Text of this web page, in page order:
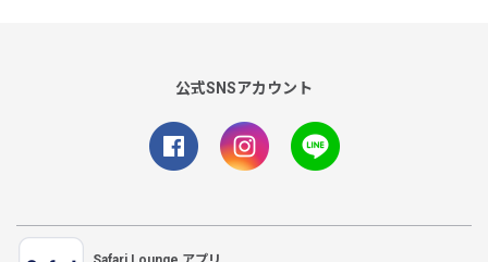
公式SNSアカウント